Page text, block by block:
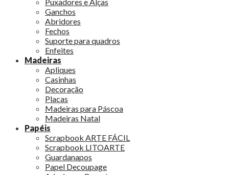
Ganchos
Abridores
Fechos
Suporte para quadros
Enfeites
Madeiras
Apliques
Casinhas
Decoração
Placas
Madeiras para Páscoa
Madeiras Natal
Papéis
Scrapbook ARTE FÁCIL
Scrapbook LITOARTE
Guardanapos
Papel Decoupage